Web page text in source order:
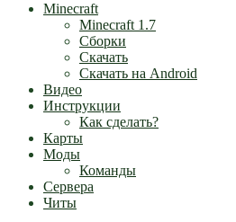
Minecraft
Minecraft 1.7
Сборки
Скачать
Скачать на Android
Видео
Инструкции
Как сделать?
Карты
Моды
Команды
Сервера
Читы